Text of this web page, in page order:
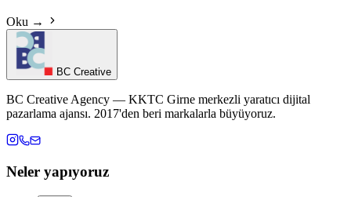
Oku →
BC Creative
BC Creative Agency — KKTC Girne merkezli yaratıcı dijital
pazarlama ajansı. 2017'den beri markalarla büyüyoruz.
Neler yapıyoruz